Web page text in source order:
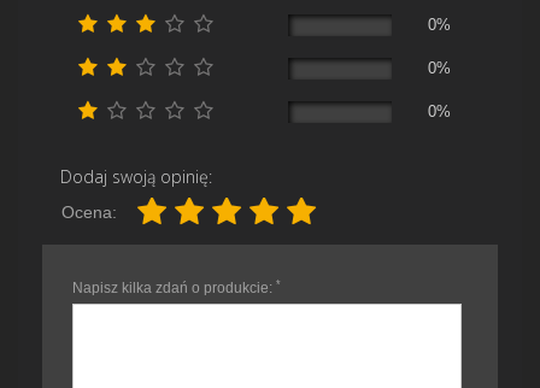
0%
0%
0%
Dodaj swoją opinię:
Ocena:
Napisz kilka zdań o produkcie: *